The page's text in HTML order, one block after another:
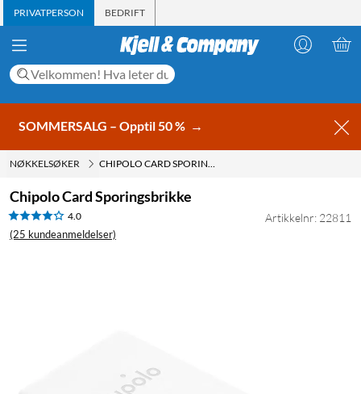
PRIVATPERSON BEDRIFT
SOMMERSALG – Opptil 50 % →
NØKKELSØKER CHIPOLO CARD SPORINGSBRIKKE
Chipolo Card Sporingsbrikke
4.0
(25 kundeanmeldelser)
Artikkelnr: 22811